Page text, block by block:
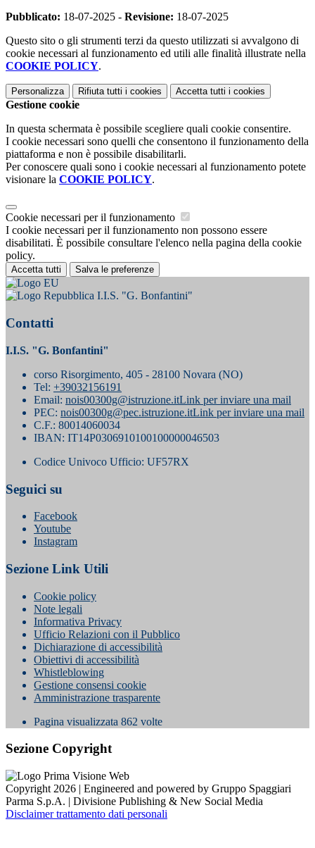
Pubblicato: 18-07-2025 - Revisione: 18-07-2025
Questo sito o gli strumenti terzi da questo utilizzati si avvalgono di
cookie necessari al funzionamento ed utili alle finalità illustrate nella
COOKIE POLICY.
Personalizza Rifiuta tutti i cookies Accetta tutti i cookies
Gestione cookie
In questa schermata è possibile scegliere quali cookie consentire.
I cookie necessari sono quelli che consentono il funzionamento della
piattaforma e non è possibile disabilitarli.
Per conoscere quali sono i cookie necessari al funzionamento potete
visionare la COOKIE POLICY.
Cookie necessari per il funzionamento
I cookie necessari per il funzionamento non possono essere
disabilitati. È possibile consultare l'elenco nella pagina della cookie
policy.
Accetta tutti Salva le preferenze
I.I.S. "G. Bonfantini"
Contatti
I.I.S. "G. Bonfantini"
corso Risorgimento, 405 - 28100 Novara (NO)
Tel: +39032156191
Email: nois00300g@istruzione.itLink per inviare una mail
PEC: nois00300g@pec.istruzione.itLink per inviare una mail
C.F.: 80014060034
IBAN: IT14P0306910100100000046503
Codice Univoco Ufficio: UF57RX
Seguici su
Facebook
Youtube
Instagram
Sezione Link Utili
Cookie policy
Note legali
Informativa Privacy
Ufficio Relazioni con il Pubblico
Dichiarazione di accessibilità
Obiettivi di accessibilità
Whistleblowing
Gestione consensi cookie
Amministrazione trasparente
Pagina visualizzata 862 volte
Sezione Copyright
Copyright 2026 | Engineered and powered by Gruppo Spaggiari
Parma S.p.A. | Divisione Publishing & New Social Media
Disclaimer trattamento dati personali